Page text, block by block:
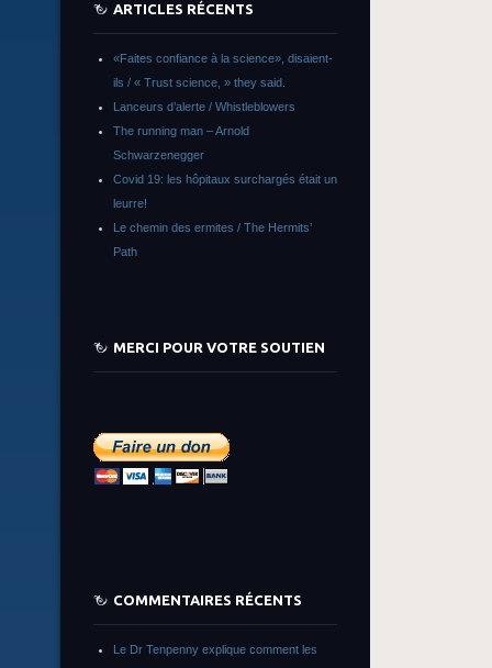
ARTICLES RÉCENTS
«Faites confiance à la science», disaient-
ils / « Trust science, » they said.
Lanceurs d’alerte / Whistleblowers
The running man – Arnold
Schwarzenegger
Covid 19: les hôpitaux surchargés était un
leurre!
Le chemin des ermites / The Hermits’
Path
MERCI POUR VOTRE SOUTIEN
COMMENTAIRES RÉCENTS
Le Dr Tenpenny explique comment les